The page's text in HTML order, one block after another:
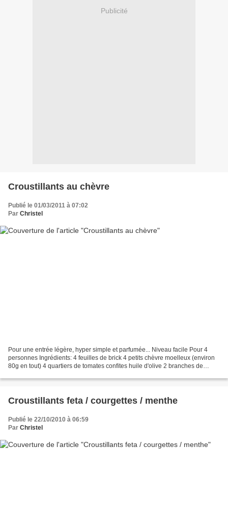
Publicité
Croustillants au chèvre
Publié le 01/03/2011 à 07:02
Par Christel
Pour une entrée légère, hyper simple et parfumée... Niveau facile Pour 4
personnes Ingrédients: 4 feuilles de brick 4 petits chèvre moelleux (environ
80g en tout) 4 quartiers de tomates confites huile d'olive 2 branches de
Croustillants feta / courgettes / menthe
Publié le 22/10/2010 à 06:59
Par Christel